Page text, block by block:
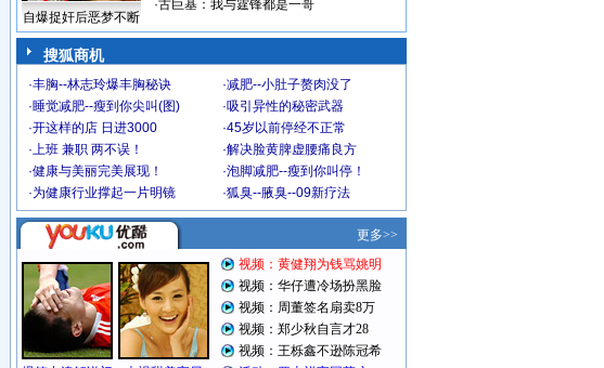
自爆捉奸后恶梦不断
·古巨基：我与霆锋都是一哥
搜狐商机
·丰胸--林志玲爆丰胸秘诀 ·减肥--小肚子赘肉没了
·睡觉减肥--瘦到你尖叫(图) ·吸引异性的秘密武器
·开这样的店 日进3000 ·45岁以前停经不正常
·上班 兼职 两不误！ ·解决脸黄脾虚腰痛良方
·健康与美丽完美展现！ ·泡脚减肥--瘦到你叫停！
·为健康行业撑起一片明镜 ·狐臭--腋臭--09新疗法